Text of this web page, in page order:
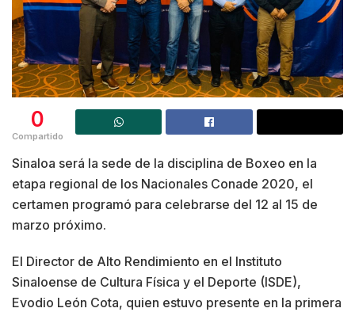
0
Compartido
Sinaloa será la sede de la disciplina de Boxeo en la
etapa regional de los Nacionales Conade 2020, el
certamen programó para celebrarse del 12 al 15 de
marzo próximo.
El Director de Alto Rendimiento en el Instituto
Sinaloense de Cultura Física y el Deporte (ISDE),
Evodio León Cota, quien estuvo presente en la primera